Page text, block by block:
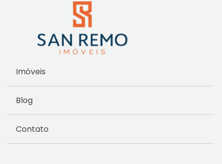
Imóveis
Blog
Contato